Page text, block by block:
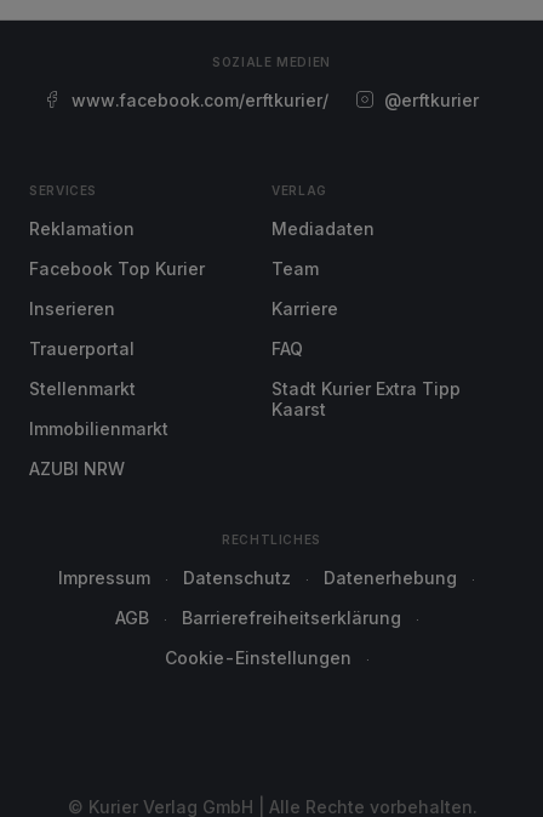
SOZIALE MEDIEN
www.facebook.com/erftkurier/ @erftkurier
SERVICES
Reklamation
Facebook Top Kurier
Inserieren
Trauerportal
Stellenmarkt
Immobilienmarkt
AZUBI NRW
VERLAG
Mediadaten
Team
Karriere
FAQ
Stadt Kurier Extra Tipp
Kaarst
RECHTLICHES
Impressum Datenschutz
Datenerhebung
AGB
Barrierefreiheitserklärung
Cookie-Einstellungen
© Kurier Verlag GmbH | Alle Rechte vorbehalten.